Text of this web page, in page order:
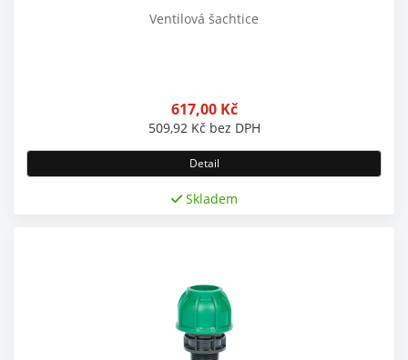
Ventilová šachtice
617,00 Kč
509,92 Kč bez DPH
Detail
Skladem